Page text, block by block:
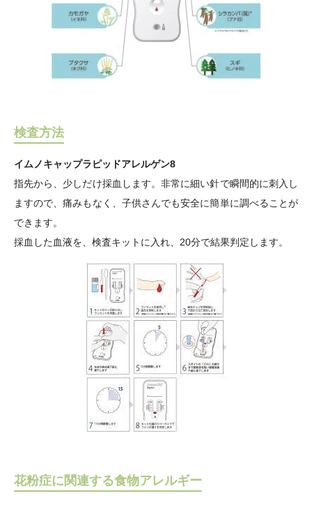
検査方法
イムノキャップラピッドアレルゲン8
指先から、少しだけ採血します。非常に細い針で瞬間的に刺入し
ますので、痛みもなく、子供さんでも安全に簡単に調べることが
できます。
採血した血液を、検査キットに入れ、20分で結果判定します。
花粉症に関連する食物アレルギー